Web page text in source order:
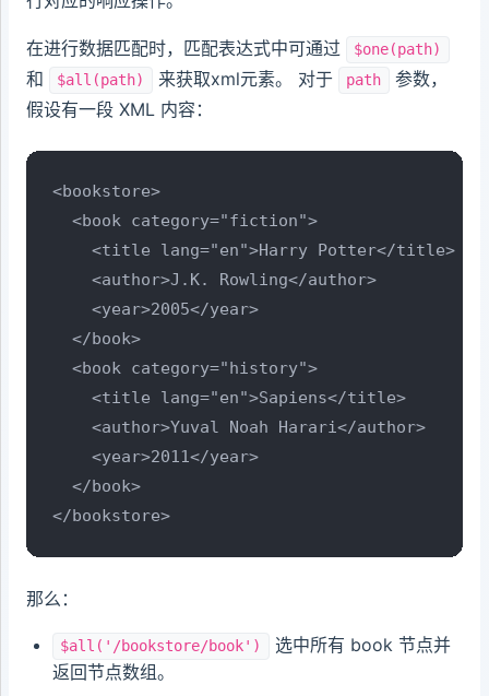
在进行数据匹配时，匹配表达式中可通过 $one(path)
和 $all(path) 来获取xml元素。 对于 path
参数，
假设有一段 XML 内容：
<bookstore>
  <book category="fiction">
    <title lang="en">Harry Potter</title>
    <author>J.K. Rowling</author>
    <year>2005</year>
  </book>
  <book category="history">
    <title lang="en">Sapiens</title>
    <author>Yuval Noah Harari</author>
    <year>2011</year>
  </book>
</bookstore>
那么：
$all('/bookstore/book')
选中所有 book 节点并
返回节点数组。